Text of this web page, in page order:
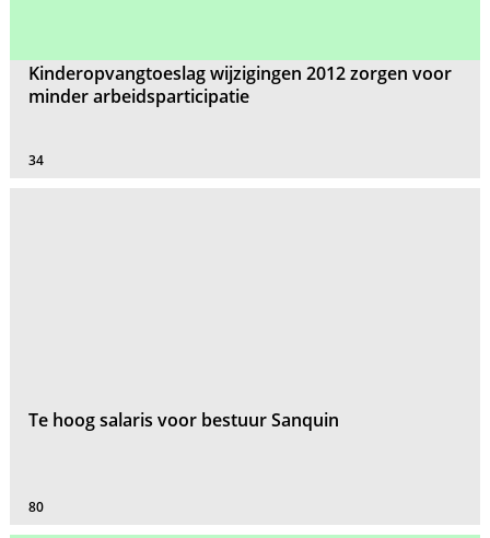
Kinderopvangtoeslag wijzigingen 2012 zorgen voor
minder arbeidsparticipatie
34
Te hoog salaris voor bestuur Sanquin
80